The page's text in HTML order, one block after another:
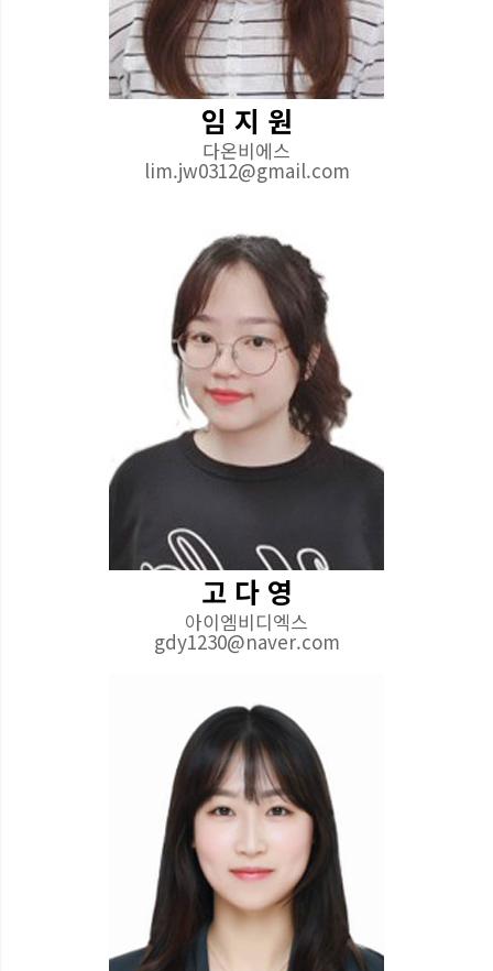
임 지 원
다온비에스
lim.jw0312@gmail.com
고 다 영
아이엠비디엑스
gdy1230@naver.com